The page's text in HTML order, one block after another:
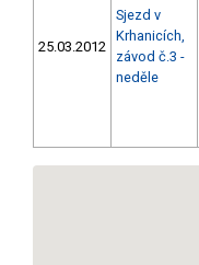
25.03.2012
Sjezd v
Krhanicích,
závod č.3 -
neděle